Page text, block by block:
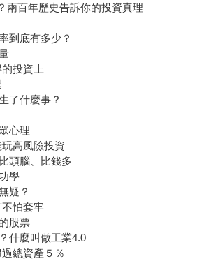
兩百年歷史告訴你的投資真理
到底有多少？
投資上
了什麼事？
心理
高風險投資
頭腦、比錢多
學
疑？
怕套牢
股票
什麼叫做工業4.0
總資產５％